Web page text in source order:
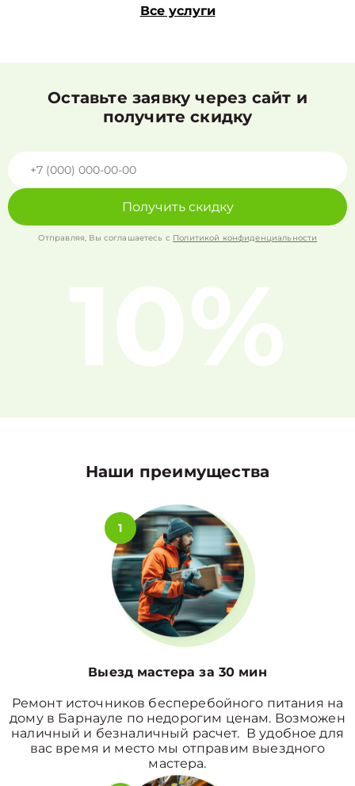
Все услуги
Оставьте заявку через сайт и
получите скидку
Получить скидку
Отправляя, Вы соглашаетесь с Политикой конфиденциальности
10%
Наши преимущества
1
Выезд мастера за 30 мин
Ремонт источников бесперебойного питания на
дому в Барнауле по недорогим ценам. Возможен
наличный и безналичный расчет. В удобное для
вас время и место мы отправим выездного
мастера.